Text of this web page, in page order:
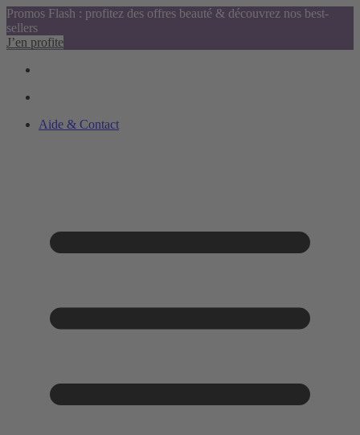
Promos Flash : profitez des offres beauté & découvrez nos best-
sellers
J’en profite
Aide & Contact